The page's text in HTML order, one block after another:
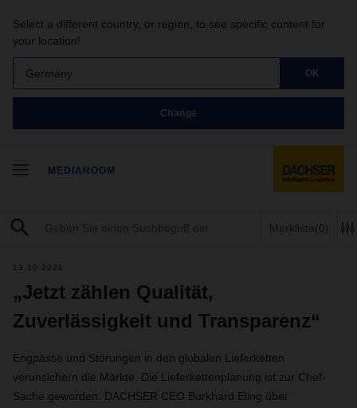
Select a different country, or region, to see specific content for
your location!
Germany OK
Change
MEDIAROOM
Merkliste(0)
13.10.2021
„Jetzt zählen Qualität,
Zuverlässigkeit und Transparenz“
Engpässe und Störungen in den globalen Lieferketten
verunsichern die Märkte. Die Lieferkettenplanung ist zur Chef-
Sache geworden. DACHSER CEO Burkhard Eling über